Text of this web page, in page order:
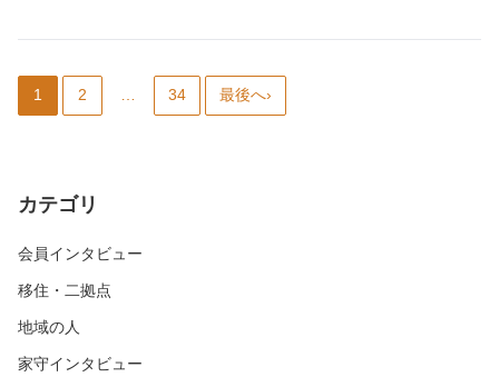
1 2 … 34 最後へ›
カテゴリ
会員インタビュー
移住・二拠点
地域の人
家守インタビュー